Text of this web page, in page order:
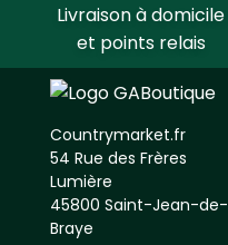
Livraison à domicile
et points relais
Countrymarket.fr
54 Rue des Frères
Lumière
45800 Saint-Jean-de-
Braye